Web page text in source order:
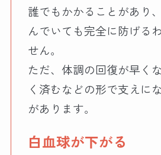
誰でもかかることがあり
んでいても完全に防げる
せん。
ただ、体調の回復が早く
く済むなどの形で支えに
があります。
白血球が下がる